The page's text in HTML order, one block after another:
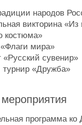
народов
викторина «Из
костюма»
мира»
сувенир»
«Дружба»
программа ко